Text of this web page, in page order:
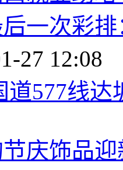
一次彩
27 12:08
道577线
庆饰品迎